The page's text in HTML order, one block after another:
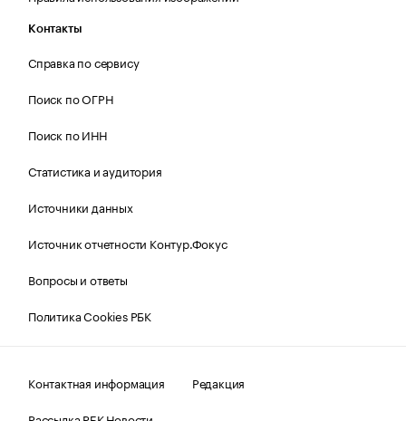
Контакты
Справка по сервису
Поиск по ОГРН
Поиск по ИНН
Статистика и аудитория
Источники данных
Источник отчетности Контур.Фокус
Вопросы и ответы
Политика Cookies РБК
Контактная информация
Редакция